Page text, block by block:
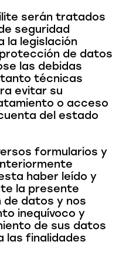
serán tratados
seguridad
la legislación
de datos
las debidas
técnicas
evitar su
o acceso
del estado
formularios y
haber leído y
la presente
datos y nos
inequívoco y
de sus datos
las finalidades